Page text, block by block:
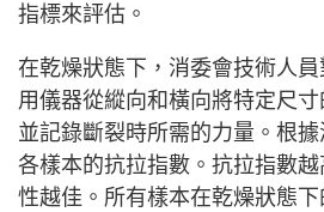
指標來評估。
在乾燥狀態下，消委會技術人員
用儀器從縱向和橫向將特定尺寸
並記錄斷裂時所需的力量。根
各樣本的抗拉指數。抗拉指數
性越佳。所有樣本在乾燥狀態